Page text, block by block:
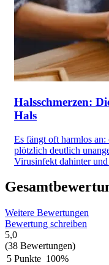
Halsschmerzen:
Hals
Es fängt oft harmlos
plötzlich deutlich
Virusinfekt dahinter und
Weitere Bewertungen
Bewertung schreiben
5,0
(38 Bewertungen)
5 Punkte 100%